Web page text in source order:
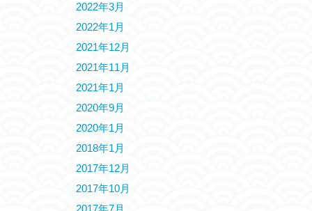
2022年3月
2022年1月
2021年12月
2021年11月
2021年1月
2020年9月
2020年1月
2018年1月
2017年12月
2017年10月
2017年7月